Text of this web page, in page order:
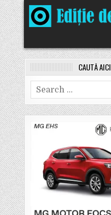
Skip
to
content
CAUTĂ AICI
Search
for: